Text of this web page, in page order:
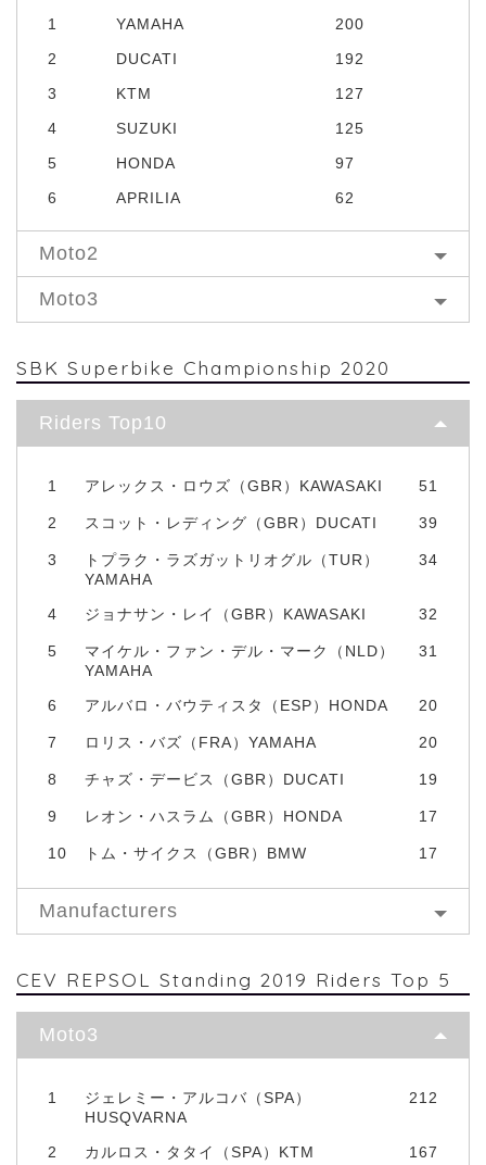
1 YAMAHA
200
2
DUCATI
192
3
KTM
127
4
SUZUKI
125
5
HONDA
97
6
APRILIA 62
Moto2
Moto3
SBK Superbike Championship 2020
Riders Top10
1 アレックス・ロウズ（GBR）KAWASAKI 51
2 スコット・レディング（GBR）DUCATI 39
3
トプラク・ラズガットリオグル（TUR）
YAMAHA
34
4 ジョナサン・レイ（GBR）KAWASAKI 32
5
マイケル・ファン・デル・マーク（NLD）
YAMAHA
31
6 アルバロ・バウティスタ（ESP）HONDA 20
7 ロリス・バズ（FRA）YAMAHA 20
8 チャズ・デービス（GBR）DUCATI 19
9 レオン・ハスラム（GBR）HONDA 17
10 トム・サイクス（GBR）BMW 17
Manufacturers
CEV REPSOL Standing 2019 Riders Top 5
Moto3
1
ジェレミー・アルコバ（SPA）
HUSQVARNA
212
2 カルロス・タタイ（SPA）KTM 167